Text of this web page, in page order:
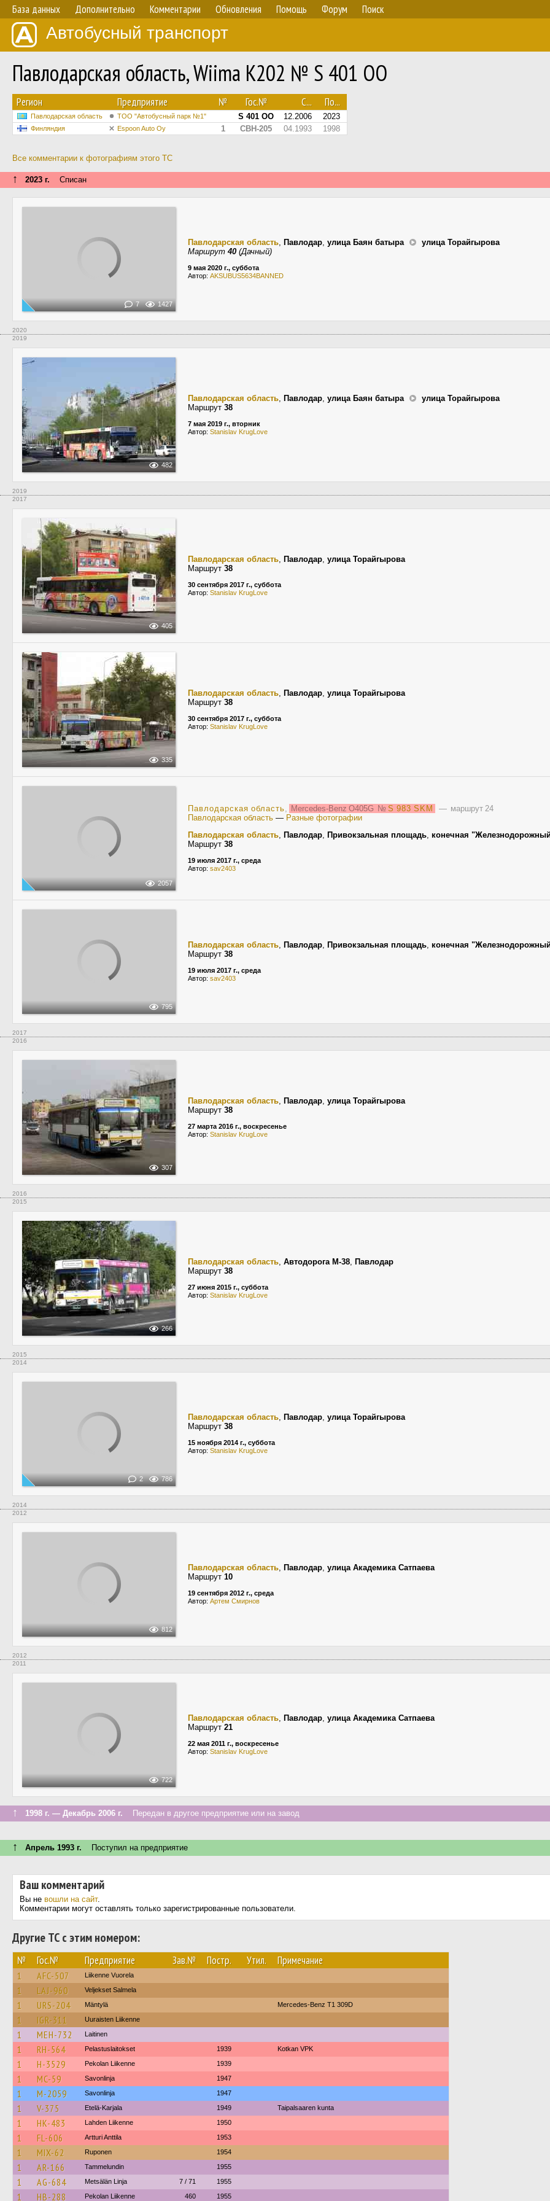
База данных Дополнительно Комментарии Обновления Помощь Форум Поиск
Автобусный транспорт
Павлодарская область, Wiima K202 № S 401 OO
Регион Предприятие № Гос.№ С... По...
Павлодарская область ТОО "Автобусный парк №1" S 401 OO 12.2006 2023
Финляндия Espoon Auto Oy 1 CBH-205 04.1993 1998
Все комментарии к фотографиям этого ТС
↑ 2023 г. Списан
7 1427
Павлодарская область, Павлодар, улица Баян батыра
улица Торайгырова
Маршрут 40 (Дачный)
9 мая 2020 г., суббота
Автор: AKSUBUS5634BANNED
2020
2019
482
Павлодарская область, Павлодар, улица Баян батыра
улица Торайгырова
Маршрут 38
7 мая 2019 г., вторник
Автор: Stanislav KrugLove
2019
2017
405
Павлодарская область, Павлодар, улица Торайгырова
Маршрут 38
30 сентября 2017 г., суббота
Автор: Stanislav KrugLove
335
Павлодарская область, Павлодар, улица Торайгырова
Маршрут 38
30 сентября 2017 г., суббота
Автор: Stanislav KrugLove
2057
Павлодарская область, Mercedes-Benz O405G № S 983 SKM
— маршрут 24
Павлодарская область — Разные фотографии
Павлодарская область, Павлодар, Привокзальная площадь, конечная
Маршрут 38
19 июля 2017 г., среда
Автор: sav2403
795
Павлодарская область, Павлодар, Привокзальная площадь, конечная
Маршрут 38
19 июля 2017 г., среда
Автор: sav2403
2017
2016
307
Павлодарская область, Павлодар, улица Торайгырова
Маршрут 38
27 марта 2016 г., воскресенье
Автор: Stanislav KrugLove
2016
2015
266
Павлодарская область, Автодорога М-38, Павлодар
Маршрут 38
27 июня 2015 г., суббота
Автор: Stanislav KrugLove
2015
2014
2 786
Павлодарская область, Павлодар, улица Торайгырова
Маршрут 38
15 ноября 2014 г., суббота
Автор: Stanislav KrugLove
2014
2012
812
Павлодарская область, Павлодар, улица Академика Сатпаева
Маршрут 10
19 сентября 2012 г., среда
Автор: Apтем Cмирнов
2012
2011
722
Павлодарская область, Павлодар, улица Академика Сатпаева
Маршрут 21
22 мая 2011 г., воскресенье
Автор: Stanislav KrugLove
↑ 1998 г. — Декабрь 2006 г. Передан в другое предприятие или на завод
↑ Апрель 1993 г. Поступил на предприятие
Ваш комментарий
Вы не вошли на сайт.
Комментарии могут оставлять только зарегистрированные пользователи.
Другие ТС с этим номером:
№ Гос.№ Предприятие Зав.№ Постр. Утил. Примечание
1 AFC-507 Liikenne Vuorela
1 LAJ-960 Veljekset Salmela
1 URS-204 Mäntylä Mercedes-Benz T1 309D
1 IGR-311 Uuraisten Liikenne
1 MEH-732 Laitinen
1 RH-564 Pelastuslaitokset 1939 Kotkan VPK
1 H-3529 Pekolan Liikenne 1939
1 MC-59 Savonlinja 1947
1 M-2059 Savonlinja 1947
1 V-375 Etelä-Karjala 1949 Taipalsaaren kunta
1 HK-483 Lahden Liikenne 1950
1 FL-606 Artturi Anttila 1953
1 MIX-62 Ruponen 1954
1 AR-166 Tammelundin 1955
1 AG-684 Metsälän Linja 7 / 71 1955
1 HB-288 Pekolan Liikenne 460 1955